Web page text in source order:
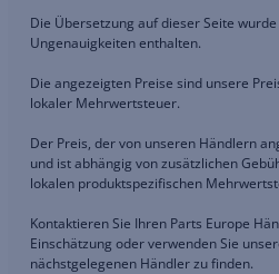
Die Übersetzung auf dieser Seite
Ungenauigkeiten enthalten.
Die angezeigten Preise sind unsere
lokaler Mehrwertsteuer.
Der Preis, der von unseren Händlern
und ist abhängig von zusätzlichen
lokalen produktspezifischen
Kontaktieren Sie Ihren Parts Europe
Einschätzung oder verwenden Sie
nächstgelegenen Händler zu finden.